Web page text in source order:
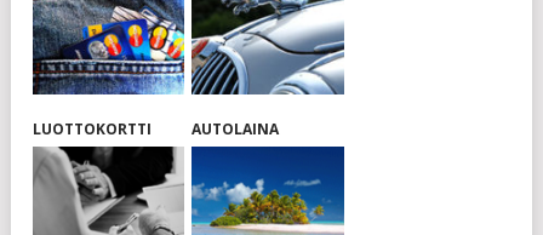
LUOTTOKORTTI AUTOLAINA